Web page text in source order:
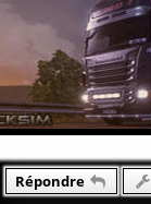
Répondre